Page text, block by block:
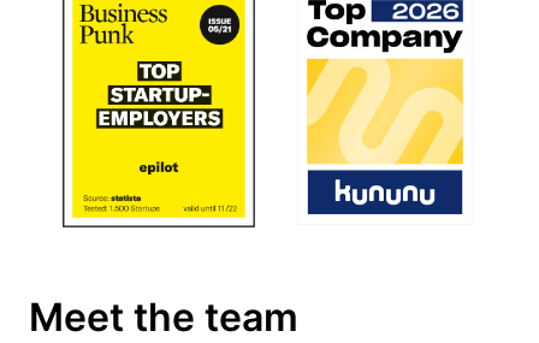
Meet the team